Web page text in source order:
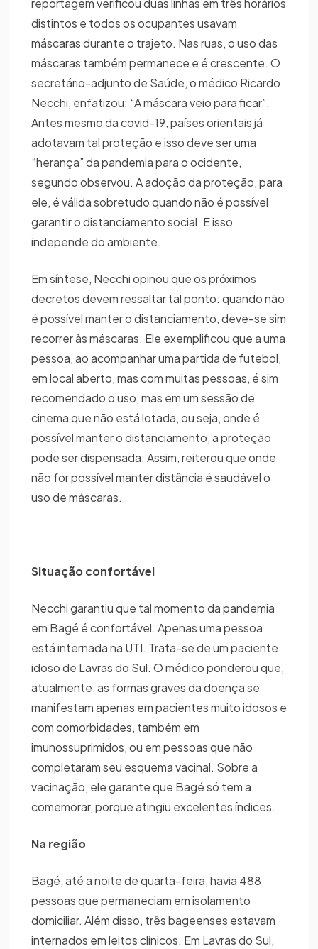
reportagem verificou duas linhas em três horários
distintos e todos os ocupantes usavam
máscaras durante o trajeto. Nas ruas, o uso das
máscaras também permanece e é crescente. O
secretário-adjunto de Saúde, o médico Ricardo
Necchi, enfatizou: “A máscara veio para ficar”.
Antes mesmo da covid-19, países orientais já
adotavam tal proteção e isso deve ser uma
“herança” da pandemia para o ocidente,
segundo observou. A adoção da proteção, para
ele, é válida sobretudo quando não é possível
garantir o distanciamento social. E isso
independe do ambiente.
Em síntese, Necchi opinou que os próximos
decretos devem ressaltar tal ponto: quando não
é possível manter o distanciamento, deve-se sim
recorrer às máscaras. Ele exemplificou que a uma
pessoa, ao acompanhar uma partida de futebol,
em local aberto, mas com muitas pessoas, é sim
recomendado o uso, mas em um sessão de
cinema que não está lotada, ou seja, onde é
possível manter o distanciamento, a proteção
pode ser dispensada. Assim, reiterou que onde
não for possível manter distância é saudável o
uso de máscaras.
Situação confortável
Necchi garantiu que tal momento da pandemia
em Bagé é confortável. Apenas uma pessoa
está internada na UTI. Trata-se de um paciente
idoso de Lavras do Sul. O médico ponderou que,
atualmente, as formas graves da doença se
manifestam apenas em pacientes muito idosos e
com comorbidades, também em
imunossuprimidos, ou em pessoas que não
completaram seu esquema vacinal. Sobre a
vacinação, ele garante que Bagé só tem a
comemorar, porque atingiu excelentes índices.
Na região
Bagé, até a noite de quarta-feira, havia 488
pessoas que permaneciam em isolamento
domiciliar. Além disso, três bageenses estavam
internados em leitos clínicos. Em Lavras do Sul,